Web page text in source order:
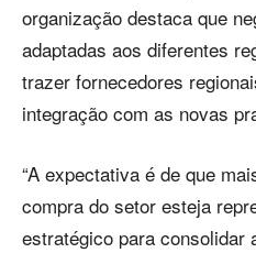
organização destaca que
adaptadas aos diferentes
trazer fornecedores
integração com as novas
“A expectativa é de que
compra do setor esteja
estratégico para consolidar